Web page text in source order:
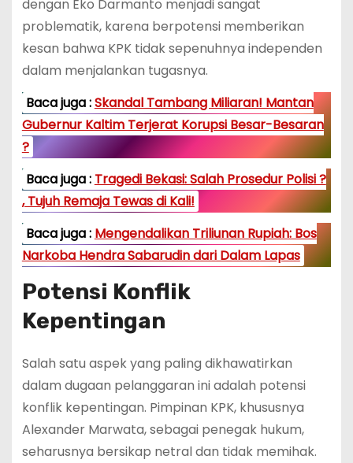
dengan Eko Darmanto menjadi sangat
problematik, karena berpotensi memberikan
kesan bahwa KPK tidak sepenuhnya independen
dalam menjalankan tugasnya.
Baca juga :Skandal Tambang Miliaran! Mantan
Gubernur Kaltim Terjerat Korupsi Besar-Besaran
?
Baca juga : Tragedi Bekasi: Salah Prosedur Polisi ?
, Tujuh Remaja Tewas di Kali!
Baca juga : Mengendalikan Triliunan Rupiah: Bos
Narkoba Hendra Sabarudin dari Dalam Lapas
Potensi Konflik
Kepentingan
Salah satu aspek yang paling dikhawatirkan
dalam dugaan pelanggaran ini adalah potensi
konflik kepentingan. Pimpinan KPK, khususnya
Alexander Marwata, sebagai penegak hukum,
seharusnya bersikap netral dan tidak memihak.